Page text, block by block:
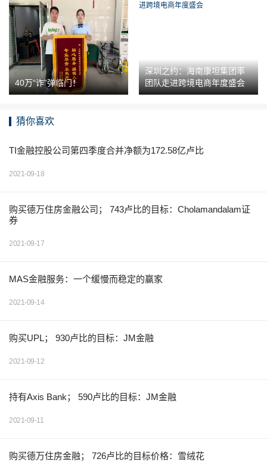
40万“诈”弹临门！
深圳之约：海南康坦集团率
团队走进跨境电商年度盛会
猜你喜欢
TI金融控股公司第四季度合并净额为172.58亿卢比
2021-09-18
购买德万住房金融公司； 743卢比的目标：Cholamandalam证
券
2021-09-17
MAS金融服务：一个缓慢而稳定的赢家
2021-09-14
购买UPL； 930卢比的目标：JM金融
2021-09-12
持有Axis Bank； 590卢比的目标：JM金融
2021-09-11
购买德万住房金融； 726卢比的目标价格：雪绒花